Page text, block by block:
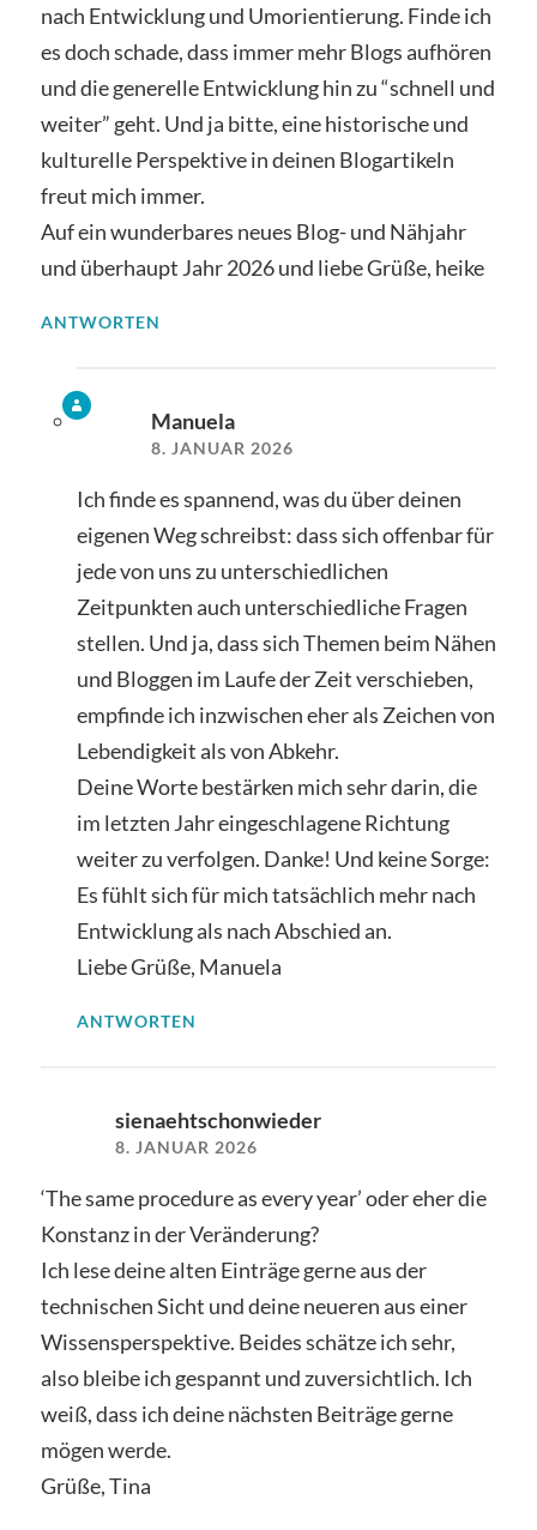
nach Entwicklung und Umorientierung. Finde ich
es doch schade, dass immer mehr Blogs aufhören
und die generelle Entwicklung hin zu “schnell und
weiter” geht. Und ja bitte, eine historische und
kulturelle Perspektive in deinen Blogartikeln
freut mich immer.
Auf ein wunderbares neues Blog- und Nähjahr
und überhaupt Jahr 2026 und liebe Grüße, heike
ANTWORTEN
Manuela
8. JANUAR 2026
Ich finde es spannend, was du über deinen
eigenen Weg schreibst: dass sich offenbar für
jede von uns zu unterschiedlichen
Zeitpunkten auch unterschiedliche Fragen
stellen. Und ja, dass sich Themen beim Nähen
und Bloggen im Laufe der Zeit verschieben,
empfinde ich inzwischen eher als Zeichen von
Lebendigkeit als von Abkehr.
Deine Worte bestärken mich sehr darin, die
im letzten Jahr eingeschlagene Richtung
weiter zu verfolgen. Danke! Und keine Sorge:
Es fühlt sich für mich tatsächlich mehr nach
Entwicklung als nach Abschied an.
Liebe Grüße, Manuela
ANTWORTEN
sienaehtschonwieder
8. JANUAR 2026
‘The same procedure as every year’ oder eher die
Konstanz in der Veränderung?
Ich lese deine alten Einträge gerne aus der
technischen Sicht und deine neueren aus einer
Wissensperspektive. Beides schätze ich sehr,
also bleibe ich gespannt und zuversichtlich. Ich
weiß, dass ich deine nächsten Beiträge gerne
mögen werde.
Grüße, Tina